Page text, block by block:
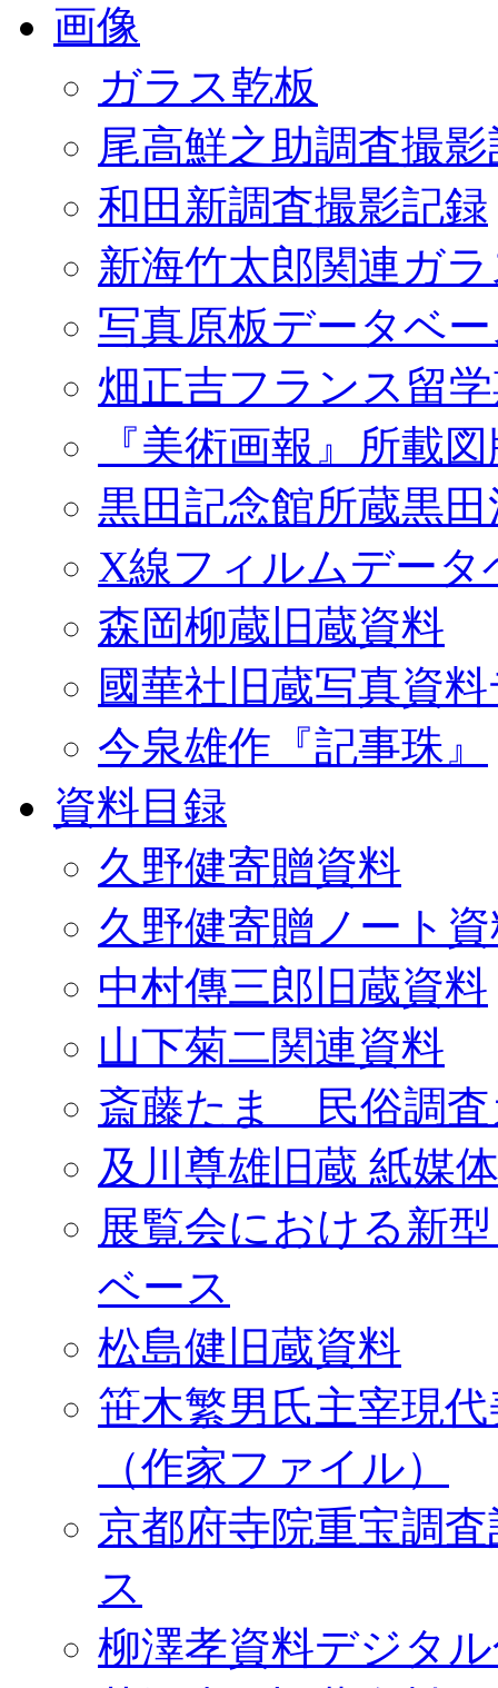
画像
ガラス乾板
尾高鮮之助調査撮
和田新調査撮影記録
新海竹太郎関連ガ
写真原板データベ
畑正吉フランス留
『美術画報』所載
黒田記念館所蔵黒
X線フィルムデータ
森岡柳蔵旧蔵資料
國華社旧蔵写真資
今泉雄作『記事珠』
資料目録
久野健寄贈資料
久野健寄贈ノート
中村傳三郎旧蔵資料
山下菊二関連資料
斎藤たま 民俗調査
及川尊雄旧蔵 紙媒
展覧会における新
ベース
松島健旧蔵資料
笹木繁男氏主宰現
（作家ファイル）
京都府寺院重宝調
ス
柳澤孝資料デジタ